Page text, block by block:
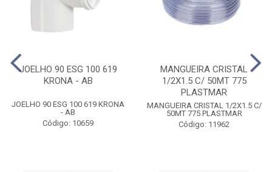
JOELHO 90 ESG 100 619
KRONA - AB
JOELHO 90 ESG 100 619 KRONA
- AB
Código: 10659
MANGUEIRA CRISTAL
1/2X1.5 C/ 50MT 775
PLASTMAR
MANGUEIRA CRISTAL 1/2X1.5 C/
50MT 775 PLASTMAR
Código: 11962